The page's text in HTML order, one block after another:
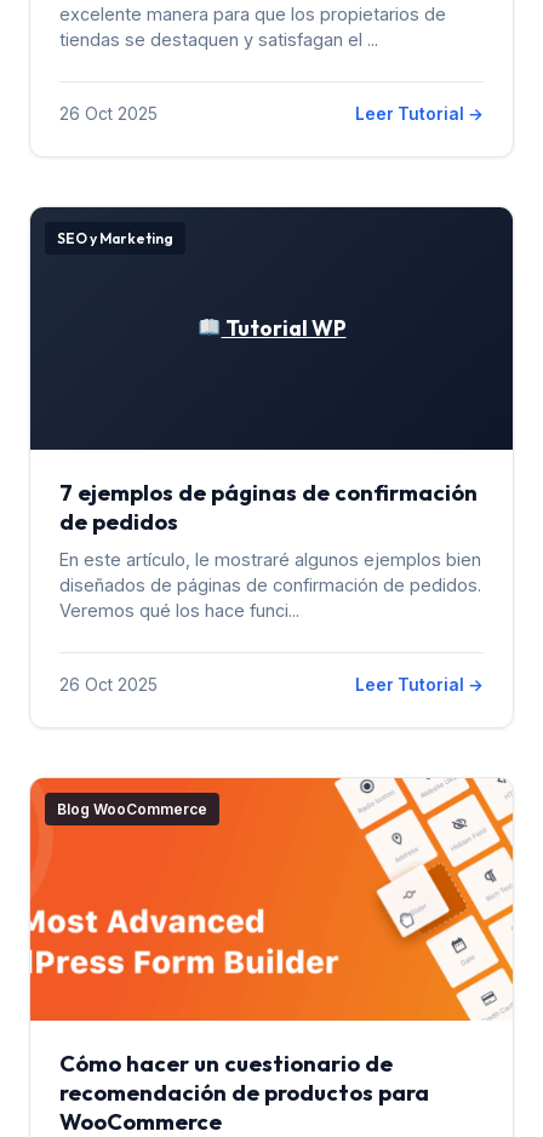
excelente manera para que los propietarios de
tiendas se destaquen y satisfagan el ...
26 Oct 2025 Leer Tutorial →
Tutorial WP
SEO y Marketing
7 ejemplos de páginas de confirmación
de pedidos
En este artículo, le mostraré algunos ejemplos bien
diseñados de páginas de confirmación de pedidos.
Veremos qué los hace funci...
26 Oct 2025 Leer Tutorial →
Blog WooCommerce
Cómo hacer un cuestionario de
recomendación de productos para
WooCommerce